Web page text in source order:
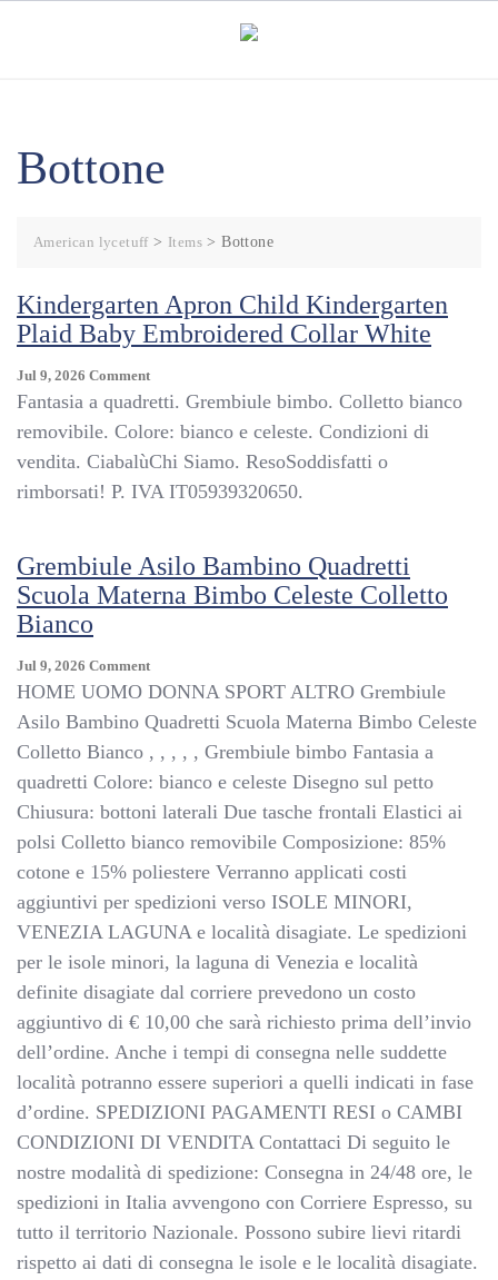
Bottone
American lycetuff> Items >Bottone
Kindergarten Apron Child Kindergarten
Plaid Baby Embroidered Collar White
Jul 9, 2026 CommentOn
Kindergarten
Child
Kindergarten
Plaid
Collar
White
Fantasia a quadretti. Grembiule bimbo. Colletto bianco
removibile. Colore: bianco e celeste. Condizioni di
vendita. CiabalùChi Siamo. ResoSoddisfatti o
rimborsati! P. IVA IT05939320650.
Grembiule Asilo Bambino Quadretti
Scuola Materna Bimbo Celeste Colletto
Bianco
Jul 9, 2026 CommentOn
Grembiule
Bambino
Quadretti
Scuola
Bimbo
Celeste
Colletto
HOME UOMO DONNA SPORT ALTRO Grembiule
Asilo Bambino Quadretti Scuola Materna Bimbo Celeste
Colletto Bianco , , , , , Grembiule bimbo Fantasia a
quadretti Colore: bianco e celeste Disegno sul petto
Chiusura: bottoni laterali Due tasche frontali Elastici ai
polsi Colletto bianco removibile Composizione: 85%
cotone e 15% poliestere Verranno applicati costi
aggiuntivi per spedizioni verso ISOLE MINORI,
VENEZIA LAGUNA e località disagiate. Le spedizioni
per le isole minori, la laguna di Venezia e località
definite disagiate dal corriere prevedono un costo
aggiuntivo di € 10,00 che sarà richiesto prima dell’invio
dell’ordine. Anche i tempi di consegna nelle suddette
località potranno essere superiori a quelli indicati in fase
d’ordine. SPEDIZIONI PAGAMENTI RESI o CAMBI
CONDIZIONI DI VENDITA Contattaci Di seguito le
nostre modalità di spedizione: Consegna in 24/48 ore, le
spedizioni in Italia avvengono con Corriere Espresso, su
tutto il territorio Nazionale. Possono subire lievi ritardi
rispetto ai dati di consegna le isole e le località disagiate.